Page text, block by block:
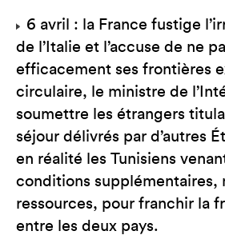
6 avril : la France fustige
de l’Italie et l’accuse de ne
efficacement ses frontières
circulaire, le ministre de
soumettre les étrangers
séjour délivrés par d’autres
en réalité les Tunisiens
conditions supplémentaires,
ressources, pour franchir la
entre les deux pays.